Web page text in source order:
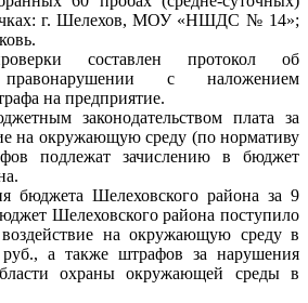
г. Шелехов, МОУ «НШДС № 14»;
составлен протокол об
правонарушении с наложением
на предприятие.
законодательством плата за
на окружающую среду (по нормативу
подлежат зачислению в бюджет
бюджета Шелеховского района за 9
Шелеховского района поступило
на окружающую среду в
а также штрафов за нарушения
охраны окружающей среды в